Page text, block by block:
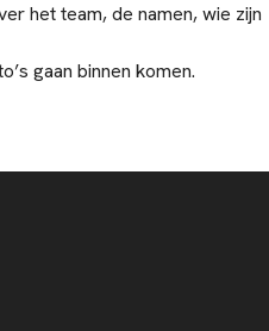
het team, de namen, wie zijn
gaan binnen komen.